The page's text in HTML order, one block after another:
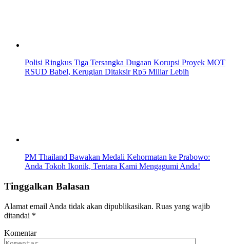
Polisi Ringkus Tiga Tersangka Dugaan Korupsi Proyek MOT
RSUD Babel, Kerugian Ditaksir Rp5 Miliar Lebih
PM Thailand Bawakan Medali Kehormatan ke Prabowo:
Anda Tokoh Ikonik, Tentara Kami Mengagumi Anda!
Tinggalkan Balasan
Alamat email Anda tidak akan dipublikasikan. Ruas yang wajib
ditandai *
Komentar